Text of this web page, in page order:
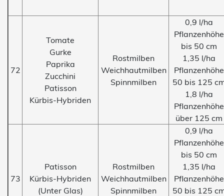
72
Tomate
Gurke
Paprika
Zucchini
Patisson
Kürbis-Hybriden
Rostmilben
Weichhautmilben
Spinnmilben
0,9 l/ha
Pflanzenhöhe
bis 50 cm
1,35 l/ha
Pflanzenhöhe
50 bis 125
1,8 l/ha
Pflanzenhöhe
über 125 cm
73
Patisson
Kürbis-Hybriden
(Unter Glas)
Rostmilben
Weichhautmilben
Spinnmilben
0,9 l/ha
Pflanzenhöhe
bis 50 cm
1,35 l/ha
Pflanzenhöhe
50 bis 125